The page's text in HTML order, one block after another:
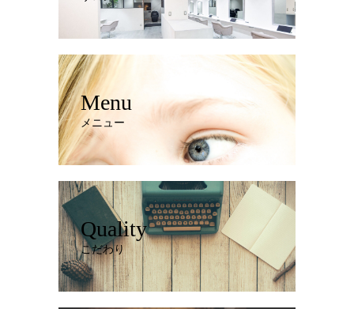
Menu
メニュー
Quality
こだわり